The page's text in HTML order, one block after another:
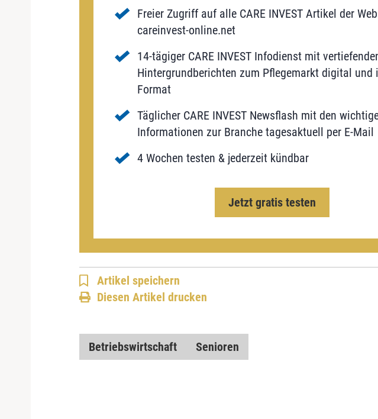
Freier Zugriff auf alle CARE INVEST Artikel der
careinvest-online.net
14-tägiger CARE INVEST Infodienst mit
Hintergrundberichten zum Pflegemarkt digital und
Format
Täglicher CARE INVEST Newsflash mit den
Informationen zur Branche tagesaktuell per E-Mail
4 Wochen testen & jederzeit kündbar
Jetzt gratis testen
Artikel speichern
Diesen Artikel drucken
Betriebswirtschaft Senioren